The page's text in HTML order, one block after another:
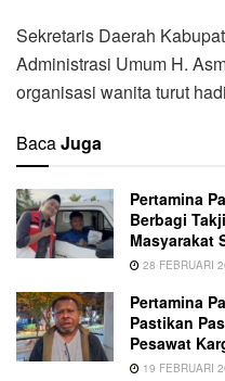
Sekretaris Daerah
Administrasi Umum H.
organisasi wanita turut
BacaJuga
Pertamina
Berbagi
Masyarakat
28 FEBRUARI
Pertamina
Pastikan
Pesawat
19 FEBRUARI